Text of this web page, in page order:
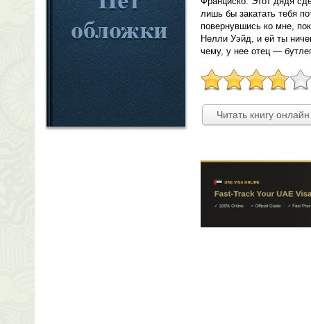
лишь бы закатать тебя
повернувшись ко мне,
Нелли Уэйд, и ей ты
чему, у нее отец —
Читать книгу